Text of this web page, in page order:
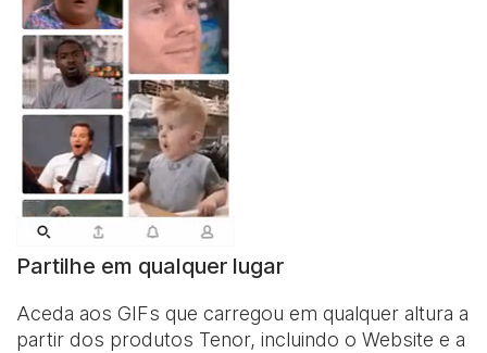
Partilhe em qualquer lugar
Aceda aos GIFs que carregou em qualquer altura a
partir dos produtos Tenor, incluindo o Website e a